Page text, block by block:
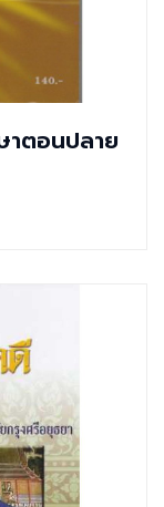
ตอนปลาย